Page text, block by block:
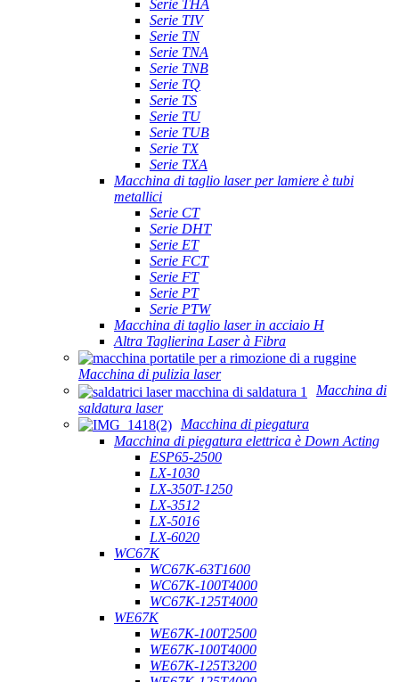
Serie THA
Serie TIV
Serie TN
Serie TNA
Serie TNB
Serie TQ
Serie TS
Serie TU
Serie TUB
Serie TX
Serie TXA
Macchina di taglio laser per lamiere è tubi
metallici
Serie CT
Serie DHT
Serie ET
Serie FCT
Serie FT
Serie PT
Serie PTW
Macchina di taglio laser in acciaio H
Altra Taglierina Laser à Fibra
Macchina di pulizia laser
Macchina di
saldatura laser
Macchina di piegatura
Macchina di piegatura elettrica è Down Acting
ESP65-2500
LX-1030
LX-350T-1250
LX-3512
LX-5016
LX-6020
WC67K
WC67K-63T1600
WC67K-100T4000
WC67K-125T4000
WE67K
WE67K-100T2500
WE67K-100T4000
WE67K-125T3200